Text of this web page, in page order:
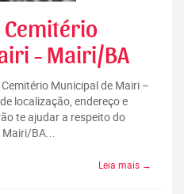
Cemitério
- Mairi/BA
Municipal de Mairi –
localização, endereço e
te ajudar a respeito do
Mairi/BA...
Leia mais →